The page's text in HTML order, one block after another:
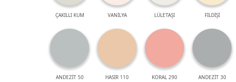
ÇAKILLI KUM VANİLYA LÜLETAŞI FİLDİŞİ
ANDEZİT 50 HASIR 110 KORAL 290 ANDEZİT 30